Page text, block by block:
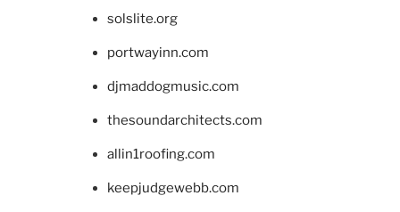
solslite.org
portwayinn.com
djmaddogmusic.com
thesoundarchitects.com
allin1roofing.com
keepjudgewebb.com